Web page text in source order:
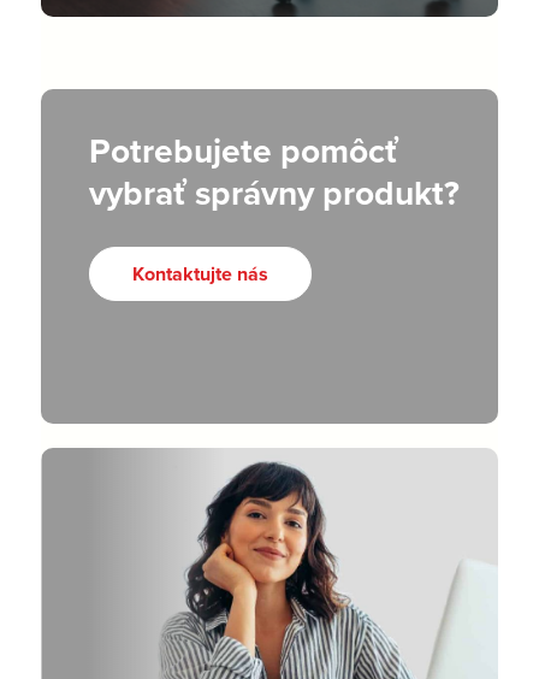
Potrebujete pomôcť
vybrať správny produkt?
Kontaktujte nás